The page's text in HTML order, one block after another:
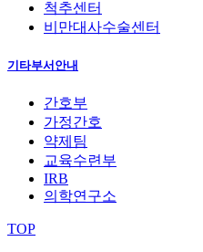
척추센터
비만대사수술센터
기타부서안내
간호부
가정간호
약제팀
교육수련부
IRB
의학연구소
TOP